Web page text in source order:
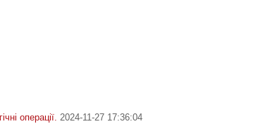
операції. 2024-11-27 17:36:04